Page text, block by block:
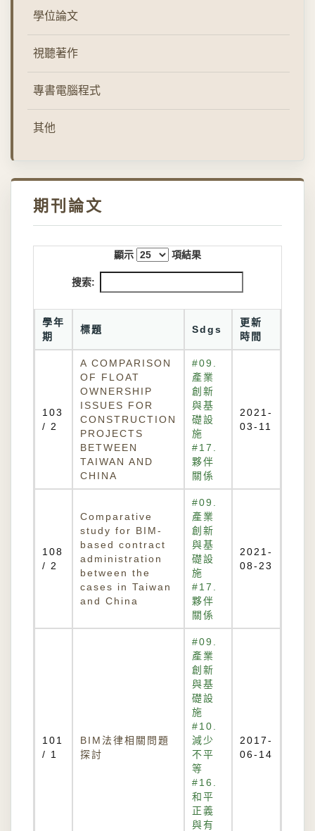
學位論文
視聽著作
專書電腦程式
其他
期刊論文
顯示 項結果
搜索:
學年
期
標題 Sdgs
更新
時間
103
/ 2
A COMPARISON
OF FLOAT
OWNERSHIP
ISSUES FOR
CONSTRUCTION
PROJECTS
BETWEEN
TAIWAN AND
CHINA
#09.
產業
創新
與基
礎設
施
#17.
夥伴
關係
2021-
03-11
108
/ 2
Comparative
study for BIM-
based contract
administration
between the
cases in Taiwan
and China
#09.
產業
創新
與基
礎設
施
#17.
夥伴
關係
2021-
08-23
101
/ 1
BIM法律相關問題
探討
#09.
產業
創新
與基
礎設
施
#10.
減少
不平
等
#16.
和平
正義
與有
2017-
06-14